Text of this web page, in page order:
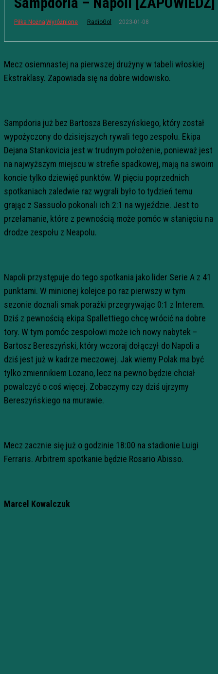
Piłka Nożna Wyróżnione RadioGol 2023-01-08
Mecz osiemnastej na pierwszej drużyny w tabeli włoskiej
Ekstraklasy. Zapowiada się na dobre widowisko.
Sampdoria już bez Bartosza Bereszyńskiego, który został
wypożyczony do dzisiejszych rywali tego zespołu. Ekipa
Dejana Stankovicia jest w trudnym położenie, ponieważ jest
na najwyższym miejscu w strefie spadkowej, mają na swoim
koncie tylko dziewięć punktów. W pięciu poprzednich
spotkaniach zaledwie raz wygrali było to tydzień temu
grając z Sassuolo pokonali ich 2:1 na wyjeździe. Jest to
przełamanie, które z pewnością może pomóc w stanięciu na
drodze zespołu z Neapolu.
Napoli przystępuje do tego spotkania jako lider Serie A z 41
punktami. W minionej kolejce po raz pierwszy w tym
sezonie doznali smak porażki przegrywając 0:1 z Interem.
Dziś z pewnością ekipa Spallettiego chcę wrócić na dobre
tory. W tym pomóc zespołowi może ich nowy nabytek –
Bartosz Bereszyński, który wczoraj dołączył do Napoli a
dziś jest już w kadrze meczowej. Jak wiemy Polak ma być
tylko zmiennikiem Lozano, lecz na pewno będzie chciał
powalczyć o coś więcej. Zobaczymy czy dziś ujrzymy
Bereszyńskiego na murawie.
Mecz zacznie się już o godzinie 18:00 na stadionie Luigi
Ferraris. Arbitrem spotkanie będzie Rosario Abisso.
Marcel Kowalczuk